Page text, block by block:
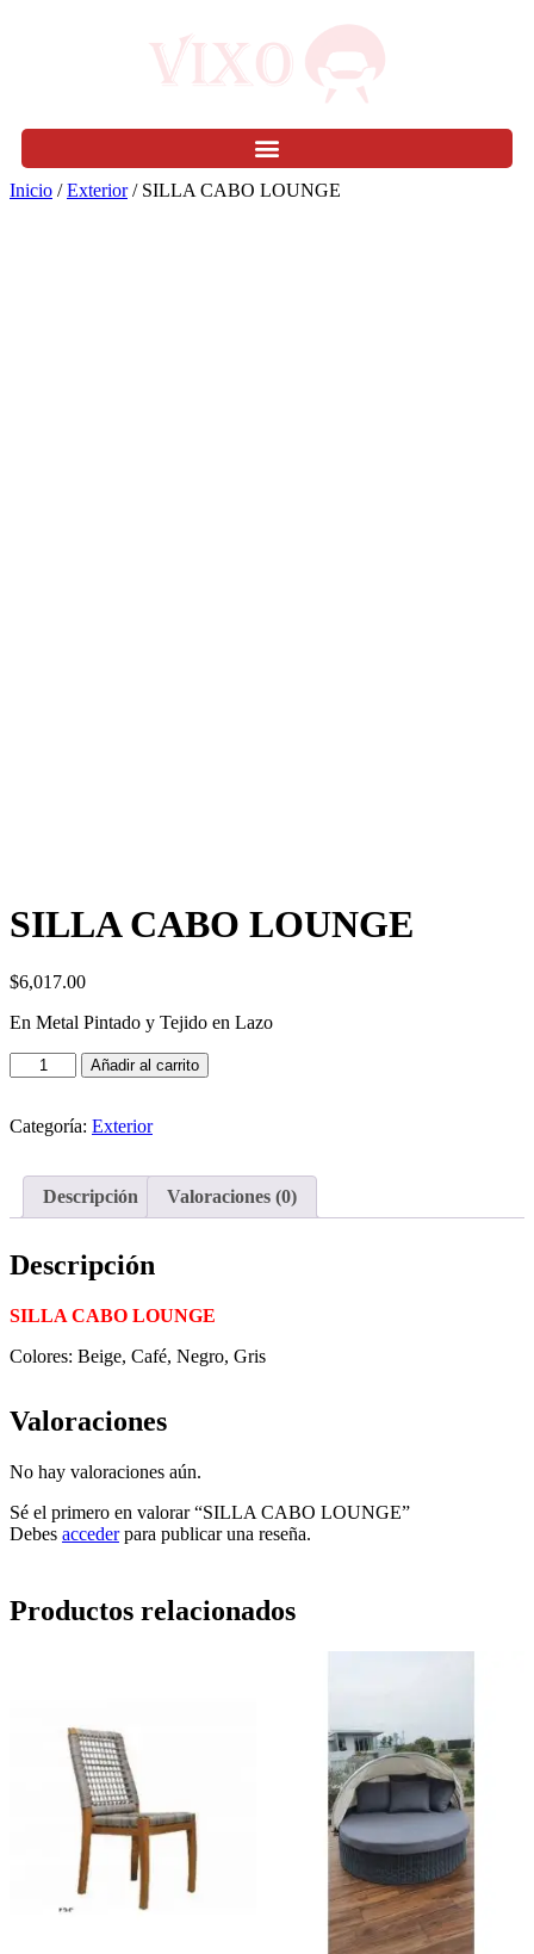
Inicio /Exterior/ SILLA CABO LOUNGE
SILLA CABO LOUNGE
$6,017.00
En Metal Pintado y Tejido en Lazo
Añadir al carrito
Categoría: Exterior
Descripción Valoraciones (0)
Descripción
SILLA CABO LOUNGE
Colores: Beige, Café, Negro, Gris
Valoraciones
No hay valoraciones aún.
Sé el primero en valorar “SILLA CABO LOUNGE”
Debes accederpara publicar una reseña.
Productos relacionados